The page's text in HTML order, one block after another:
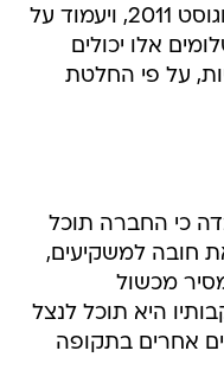
ואילו התשלום השלישי יהיה באוגוסט 2011, ויעמוד על
אלו יכולים
על פי החלטת
כי החברה תוכל
חובה למשקיעים,
מכשול
היא תוכל לנצל
אחרים בתקופה